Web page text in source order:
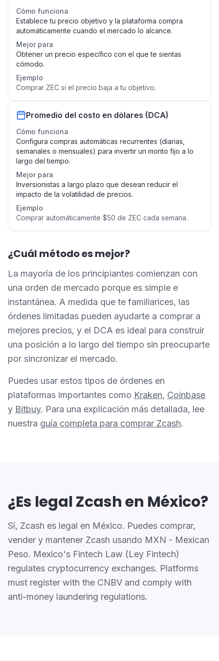
Cómo funciona
Establece tu precio objetivo y la plataforma compra
automáticamente cuando el mercado lo alcance.
Mejor para
Obtener un precio específico con el que te sientas
cómodo.
Ejemplo
Comprar ZEC si el precio baja a tu objetivo.
Promedio del costo en dólares (DCA)
Cómo funciona
Configura compras automáticas recurrentes (diarias,
semanales o mensuales) para invertir un monto fijo a lo
largo del tiempo.
Mejor para
Inversionistas a largo plazo que desean reducir el
impacto de la volatilidad de precios.
Ejemplo
Comprar automáticamente $50 de ZEC cada semana.
¿Cuál método es mejor?
La mayoría de los principiantes comienzan con
una orden de mercado porque es simple e
instantánea. A medida que te familiarices, las
órdenes limitadas pueden ayudarte a comprar a
mejores precios, y el DCA es ideal para construir
una posición a lo largo del tiempo sin preocuparte
por sincronizar el mercado.
Puedes usar estos tipos de órdenes en
plataformas importantes como Kraken, Coinbase
y Bitbuy. Para una explicación más detallada, lee
nuestra guía completa para comprar Zcash.
¿Es legal Zcash en México?
Sí, Zcash es legal en México. Puedes comprar,
vender y mantener Zcash usando MXN - Mexican
Peso. Mexico's Fintech Law (Ley Fintech)
regulates cryptocurrency exchanges. Platforms
must register with the CNBV and comply with
anti-money laundering regulations.